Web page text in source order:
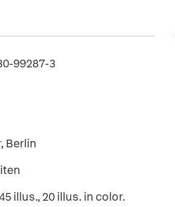
99287-3
Berlin
illus., 20 illus. in color.